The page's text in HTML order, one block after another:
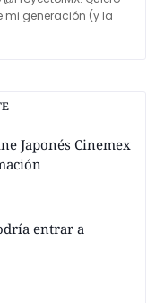
mi generación (y la
Japonés Cinemex
entrar a